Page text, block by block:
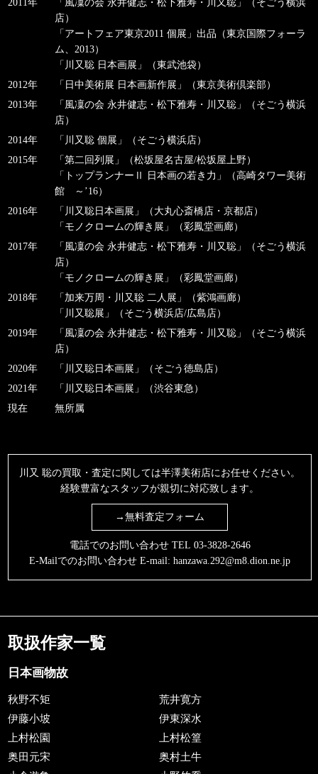
2011年
「風凜の会 永井健志・松下雅寿・川又聡」（そごう横浜
店）
「アートフェア東京2011 個展」出品（東京国際フォーラ
ム、2013）
「川又聡 日本画展」（東武池袋）
2012年
「日中美術展 日本画新作展」（東京美術倶楽部）
2013年
「風凜の会 永井健志・松下雅寿・川又聡」（そごう横浜
店）
2014年
「川又聡 個展」（そごう横浜店）
2015年
「第二回列展」（松坂屋名古屋/松坂屋上野）
「トップランナーⅡ 日本画の若き力」（高崎タワー美術
館 ～’16）
2016年
「川又聡日本画展」（大丸心斎橋店・京都店）
「モノクロームの輝き展」（彩鳳堂画廊）
2017年
「風凜の会 永井健志・松下雅寿・川又聡」（そごう横浜
店）
「モノクロームの輝き展」（彩鳳堂画廊）
2018年
「加来万周・川又聡 二人展」（紫鴻画廊）
「川又聡展」（そごう横浜店/広島店）
2019年
「風凜の会 永井健志・松下雅寿・川又聡」（そごう横浜
店）
2020年
「川又聡日本画展」（そごう徳島店）
2021年
「川又聡日本画展」（渋谷東急）
現在
無所属
川又 聡の買取・査定に関しては半澤美術店にお任せください。
経験豊富なスタッフが親切に対応致します。
→無料査定フォーム
電話でのお問い合わせ TEL 03-3828-2646
E-Mailでのお問い合わせ E-mail: hanzawa.292@m8.dion.ne.jp
取扱作家一覧
日本画物故
秋野不矩
荒井寛方
伊藤小坡
伊東深水
上村松園
上村松篁
奥田元宋
奥村土牛